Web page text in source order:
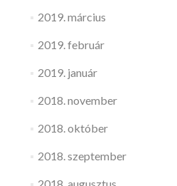
2019. március
2019. február
2019. január
2018. november
2018. október
2018. szeptember